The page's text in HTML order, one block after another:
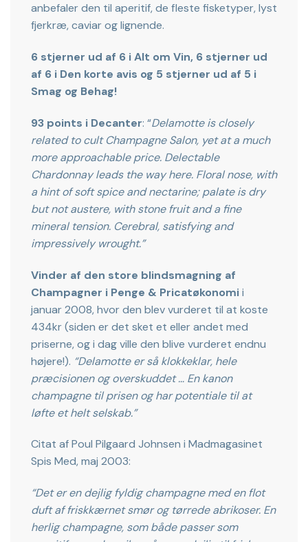
anbefaler den til aperitif, de fleste fisketyper, lyst
fjerkræ, caviar og lignende.
6 stjerner ud af 6 i Alt om Vin, 6 stjerner ud
af 6 i Den korte avis og 5 stjerner ud af 5 i
Smag og Behag!
93 points i Decanter: “Delamotte is closely
related to cult Champagne Salon, yet at a much
more approachable price. Delectable
Chardonnay leads the way here. Floral nose, with
a hint of soft spice and nectarine; palate is dry
but not austere, with stone fruit and a fine
mineral tension. Cerebral, satisfying and
impressively wrought.”
Vinder af den store blindsmagning af
Champagner i Penge & Pricatøkonomii
januar 2008, hvor den blev vurderet til at koste
434kr (siden er det sket et eller andet med
priserne, og i dag ville den blive vurderet endnu
højere!). “Delamotte er så klokkeklar, hele
præcisionen og overskuddet … En kanon
champagne til prisen og har potentiale til at
løfte et helt selskab.”
Citat af Poul Pilgaard Johnsen i Madmagasinet
Spis Med, maj 2003:
“Det er en dejlig fyldig champagne med en flot
duft af friskkærnet smør og tørrede abrikoser. En
herlig champagne, som både passer som